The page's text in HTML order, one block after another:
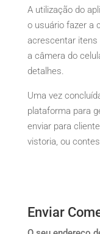
A utilização do
o usuário fazer a
acrescentar itens
a câmera do
detalhes.
Uma vez
plataforma para
enviar para
vistoria, ou
Enviar